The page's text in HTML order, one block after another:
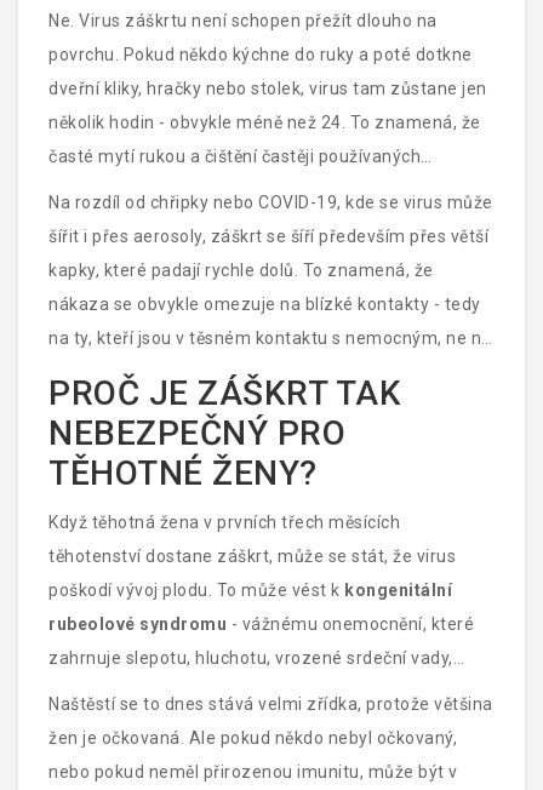
Ne. Virus záškrtu není schopen přežít dlouho na
povrchu. Pokud někdo kýchne do ruky a poté dotkne
dveřní kliky, hračky nebo stolek, virus tam zůstane jen
několik hodin - obvykle méně než 24. To znamená, že
časté mytí rukou a čištění častěji používaných
předmětů pomáhá, ale není to hlavní cesta přenosu.
Hlavní hrozba je stálevzduch .
Na rozdíl od chřipky nebo COVID-19, kde se virus může
šířit i přes aerosoly, záškrt se šíří především přes větší
kapky, které padají rychle dolů. To znamená, že
nákaza se obvykle omezuje na blízké kontakty - tedy
na ty, kteří jsou v těsném kontaktu s nemocným, ne na
celou budovu.
PROČ JE ZÁŠKRT TAK
NEBEZPEČNÝ PRO
TĚHOTNÉ ŽENY?
Když těhotná žena v prvních třech měsících
těhotenství dostane záškrt, může se stát, že virus
poškodí vývoj plodu. To může vést k kongenitální
rubeolové syndromu - vážnému onemocnění, které
zahrnuje slepotu, hluchotu, vrozené srdeční vady,
poškození mozku a zpožděný vývoj. V některých
případech může dojít i k potratu.
Naštěstí se to dnes stává velmi zřídka, protože většina
žen je očkovaná. Ale pokud někdo nebyl očkovaný,
nebo pokud neměl přirozenou imunitu, může být v